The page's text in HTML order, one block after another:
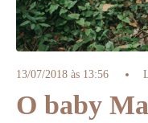
13/07/2018 às 13:56
O baby